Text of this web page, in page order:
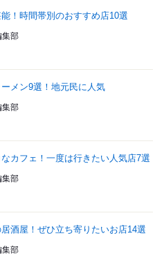
！時間帯別のおすすめ店10選
集部
ーメン9選！地元民に人気
集部
カフェ！一度は行きたい人気店7選
集部
酒屋！ぜひ立ち寄りたいお店14選
集部